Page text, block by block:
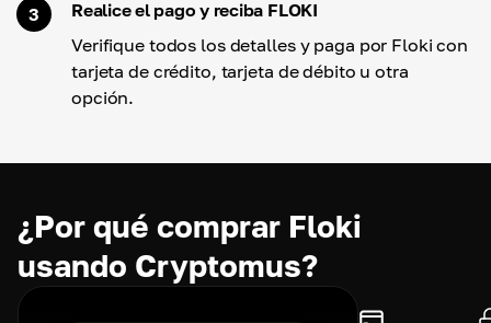
3
Realice el pago y reciba FLOKI
Verifique todos los detalles y paga por Floki con
tarjeta de crédito, tarjeta de débito u otra
opción.
¿Por qué comprar Floki
usando Cryptomus?